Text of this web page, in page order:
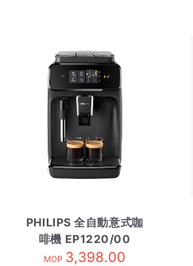
PHILIPS 全自動意式咖
啡機 EP1220/00
MOP 3,398.00